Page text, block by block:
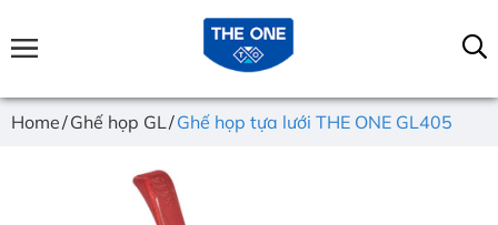
Home Ghế họp GL Ghế họp tựa lưới THE ONE GL405